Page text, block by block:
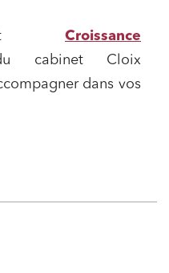
Croissance
cabinet Cloix
dans vos